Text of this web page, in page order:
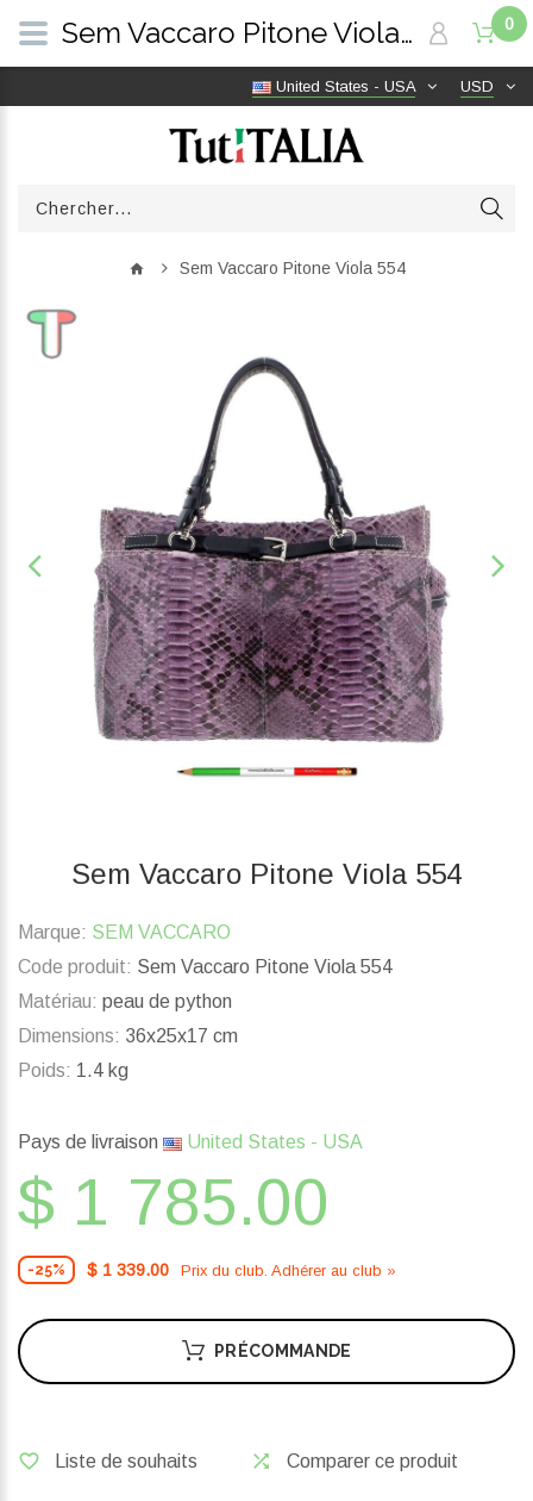
USD
United States - USA
0
Sem Vaccaro Pitone Viola 554
Sem Vaccaro Pitone Viola 554
Marque: SEM VACCARO
Code produit: Sem Vaccaro Pitone Viola 554
Matériau: peau de python
Dimensions: 36x25x17 cm
Poids: 1.4 kg
Pays de livraison United States - USA
$ 1 785.00
-25% $ 1 339.00 Prix ​​du club. Adhérer au club »
PRÉCOMMANDE
Liste de souhaits Comparer ce produit
Sem Vaccaro Pitone Viola 554 | TutITALIA